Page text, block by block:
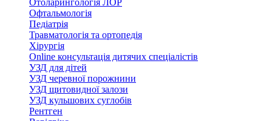
Отоларингологія ЛОР
Офтальмологія
Педіатрія
Травматологія та ортопедія
Хірургія
Online консультація дитячих спеціалістів
УЗД для дітей
УЗД черевної порожнини
УЗД щитовидної залози
УЗД кульшових суглобів
Рентген